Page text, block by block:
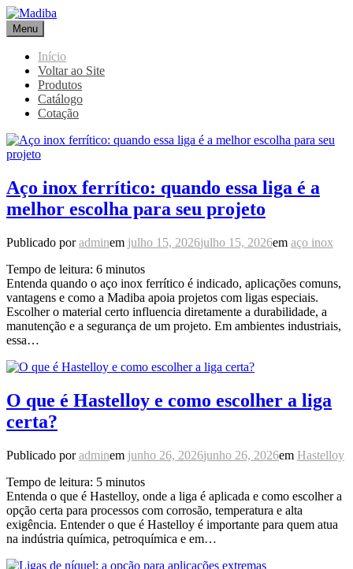
Pular
para
o
conteúdo
Madiba
Líder de Importação e Distribuição de Ligas Especiais
Menu
Início
Voltar ao Site
Produtos
Catálogo
Cotação
Aço inox ferrítico: quando essa liga é a
melhor escolha para seu projeto
Publicado poradminem julho 15, 2026julho 15, 2026em aço inox
Tempo de leitura: 6 minutos
Entenda quando o aço inox ferrítico é indicado, aplicações comuns,
vantagens e como a Madiba apoia projetos com ligas especiais.
Escolher o material certo influencia diretamente a durabilidade, a
manutenção e a segurança de um projeto. Em ambientes industriais,
essa…
O que é Hastelloy e como escolher a liga
certa?
Publicado poradminem junho 26, 2026junho 26, 2026em Hastelloy
Tempo de leitura: 5 minutos
Entenda o que é Hastelloy, onde a liga é aplicada e como escolher a
opção certa para processos com corrosão, temperatura e alta
exigência. Entender o que é Hastelloy é importante para quem atua
na indústria química, petroquímica e em…